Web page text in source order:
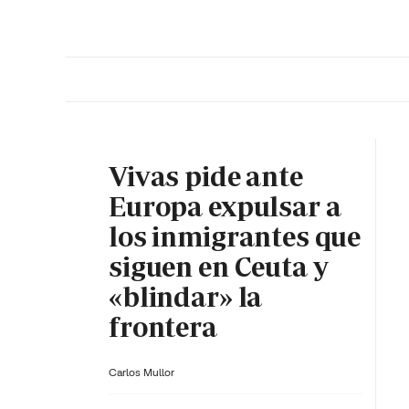
Vivas pide ante
Europa expulsar a
los inmigrantes que
siguen en Ceuta y
«blindar» la
frontera
Carlos Mullor